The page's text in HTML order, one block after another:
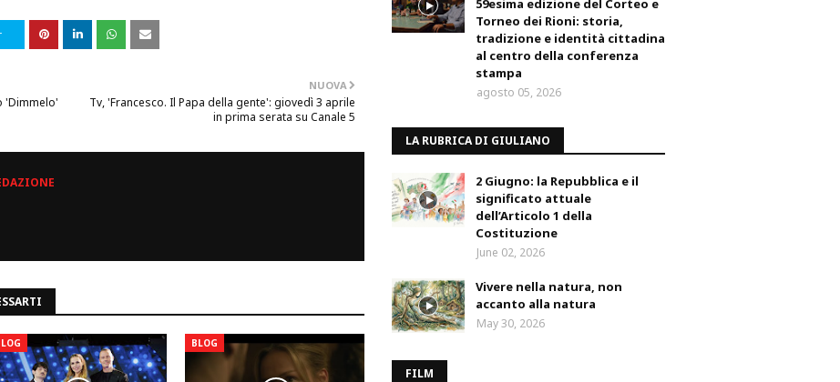
NUOVA
Tv, 'Francesco. Il Papa della gente': giovedì 3 aprile
in prima serata su Canale 5
'Dimmelo'
BLOG
59esima edizione del Corteo e
Torneo dei Rioni: storia,
tradizione e identità cittadina
al centro della conferenza
stampa
agosto 05, 2026
LA RUBRICA DI GIULIANO
2 Giugno: la Repubblica e il
significato attuale
dell’Articolo 1 della
Costituzione
June 02, 2026
Vivere nella natura, non
accanto alla natura
May 30, 2026
FILM